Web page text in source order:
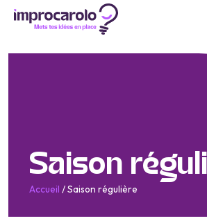
Saison
Accueil /Saison régulière